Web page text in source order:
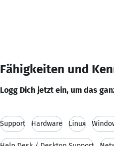
Fähigkeiten und
Logg Dich jetzt ein, um das
Support Hardware Linux